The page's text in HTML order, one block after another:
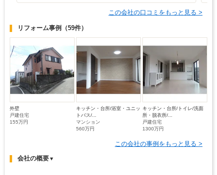
この会社の口コミをもっと見る >
リフォーム事例 （59件）
外壁
戸建住宅
155万円
キッチン・台所/浴室・ユニッ
トバス/...
マンション
560万円
キッチン・台所/トイレ/洗面
所・脱衣所/...
戸建住宅
1300万円
この会社の事例をもっと見る >
会社の概要▼